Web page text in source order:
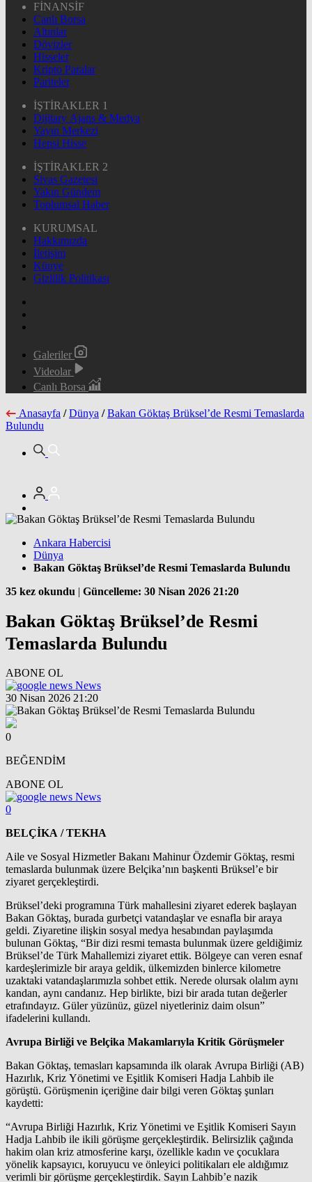
FİNANSİF
Canlı Borsa
Altınlar
Dövizler
Hisseler
Kripto Paralar
Pariteler
İŞTİRAKLER 1
Dijitary Ajans & Medya
Yayın Merkezi
Hepsi Hisse
İŞTİRAKLER 2
Sivas Gazetesi
Yakın Gündem
Toplumsal Haber
KURUMSAL
Hakkımızda
İletişim
Künye
Gizlilik Politikası
Galeriler
Videolar
Canlı Borsa
Anasayfa / Dünya / Bakan Göktaş Brüksel’de Resmi Temaslarda
Bulundu
Ankara Habercisi
Dünya
Bakan Göktaş Brüksel’de Resmi Temaslarda Bulundu
35 kez okundu | Güncelleme: 30 Nisan 2026 21:20
Bakan Göktaş Brüksel’de Resmi
Temaslarda Bulundu
ABONE OL
News
30 Nisan 2026 21:20
0
BEĞENDİM
ABONE OL
News
0
BELÇİKA / TEKHA
Aile ve Sosyal Hizmetler Bakanı Mahinur Özdemir Göktaş, resmi
temaslarda bulunmak üzere Belçika’nın başkenti Brüksel’e bir
ziyaret gerçekleştirdi.
Brüksel’deki programına Türk mahallesini ziyaret ederek başlayan
Bakan Göktaş, burada gurbetçi vatandaşlar ve esnafla bir araya
geldi. Ziyaretine ilişkin sosyal medya hesabından paylaşımda
bulunan Göktaş, “Bir dizi resmi temasta bulunmak üzere geldiğimiz
Brüksel’de Türk Mahallemizi ziyaret ettik. Bölgeye can veren esnaf
kardeşlerimizle bir araya geldik, ülkemizden binlerce kilometre
uzaktaki vatandaşlarımızla sohbet ettik. Nerede olursak olalım aynı
kandan, aynı candanız. Hep birlikte, bizi bir arada tutan değerler
etrafındayız. Güler yüzünüz, güzel niyetleriniz daim olsun”
ifadelerini kullandı.
Avrupa Birliği ve Belçika Makamlarıyla Kritik Görüşmeler
Bakan Göktaş, temasları kapsamında ilk olarak Avrupa Birliği (AB)
Hazırlık, Kriz Yönetimi ve Eşitlik Komiseri Hadja Lahbib ile
görüştü. Görüşmenin içeriğine dair bilgi veren Göktaş şunları
kaydetti:
“Avrupa Birliği Hazırlık, Kriz Yönetimi ve Eşitlik Komiseri Sayın
Hadja Lahbib ile ikili görüşme gerçekleştirdik. Belirsizlik çağında
hakim olan kriz atmosferine karşı, özellikle kadın ve çocuklara
yönelik kapsayıcı, koruyucu ve önleyici politikaları ele aldığımız
verimli bir görüşme gerçekleştirdik. Sayın Lahbib’e nazik